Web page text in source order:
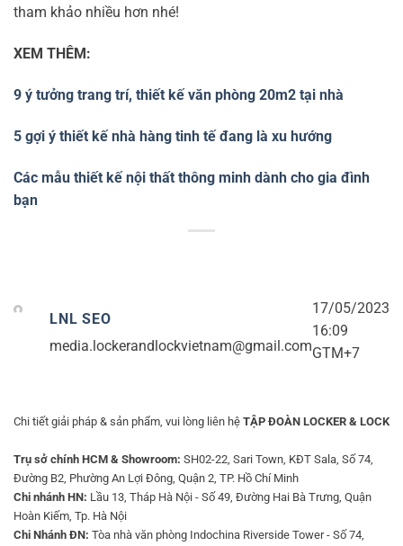
tham khảo nhiều hơn nhé!
XEM THÊM:
9 ý tưởng trang trí, thiết kế văn phòng 20m2 tại nhà
5 gợi ý thiết kế nhà hàng tinh tế đang là xu hướng
Các mẫu thiết kế nội thất thông minh dành cho gia đình
bạn
LNL SEO
media.lockerandlockvietnam@gmail.com
17/05/2023
16:09
GTM+7
Chi tiết giải pháp & sản phẩm, vui lòng liên hệ TẬP ĐOÀN LOCKER & LOCK
Trụ sở chính HCM & Showroom: SH02-22, Sari Town, KĐT Sala, Số 74,
Đường B2, Phường An Lợi Đông, Quận 2, TP. Hồ Chí Minh
Chi nhánh HN: Lầu 13, Tháp Hà Nội - Số 49, Đường Hai Bà Trưng, Quận
Hoàn Kiếm, Tp. Hà Nội
Chi Nhánh ĐN: Tòa nhà văn phòng Indochina Riverside Tower - Số 74,